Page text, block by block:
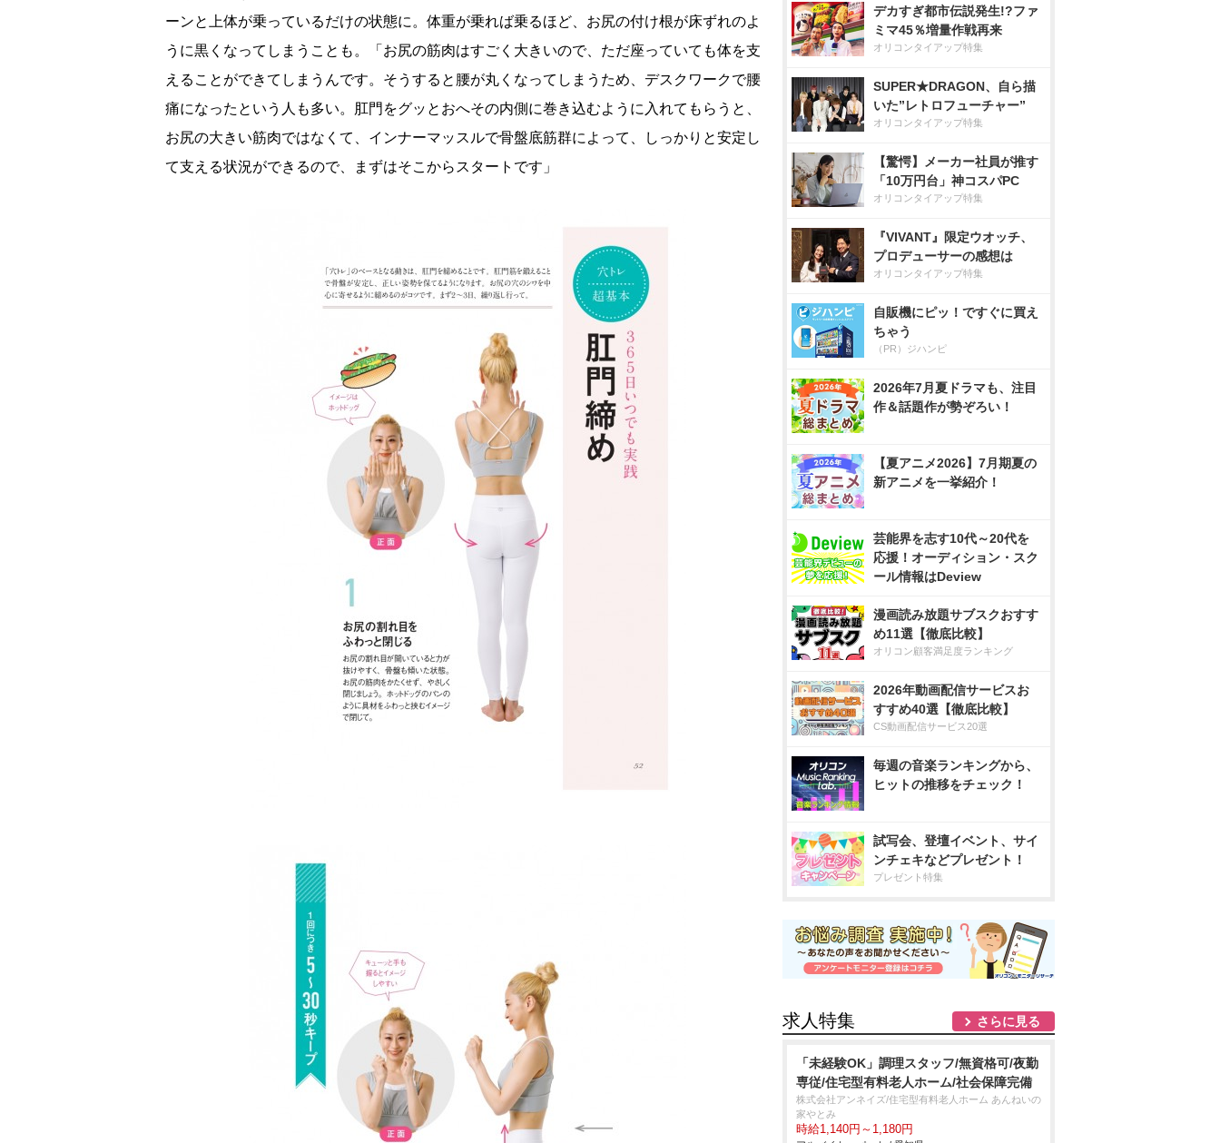
ーンと上体が乗っているだけの状態に。体重が乗れば乗るほど、お尻の付け根が床ずれのよ
うに黒くなってしまうことも。「お尻の筋肉はすごく大きいので、ただ座っていても体を支
えることができてしまうんです。そうすると腰が丸くなってしまうため、デスクワークで腰
痛になったという人も多い。肛門をグッとおへその内側に巻き込むように入れてもらうと、
お尻の大きい筋肉ではなくて、インナーマッスルで骨盤底筋群によって、しっかりと安定し
て支える状況ができるので、まずはそこからスタートです」
デカすぎ都市伝説発生!?ファ
ミマ45％増量作戦再来
オリコンタイアップ特集
SUPER★DRAGON、自ら描
いた”レトロフューチャー”
オリコンタイアップ特集
【驚愕】メーカー社員が推す
「10万円台」神コスパPC
オリコンタイアップ特集
『VIVANT』限定ウオッチ、
プロデューサーの感想は
オリコンタイアップ特集
自販機にピッ！ですぐに買え
ちゃう
（PR）ジハンピ
2026年7月夏ドラマも、注目
作＆話題作が勢ぞろい！
【夏アニメ2026】7月期夏の
新アニメを一挙紹介！
芸能界を志す10代～20代を
応援！オーディション・スク
ール情報はDeview
漫画読み放題サブスクおすす
め11選【徹底比較】
オリコン顧客満足度ランキング
2026年動画配信サービスお
すすめ40選【徹底比較】
CS動画配信サービス20選
毎週の音楽ランキングから、
ヒットの推移をチェック！
試写会、登壇イベント、サイ
ンチェキなどプレゼント！
プレゼント特集
求人特集 さらに見る
「未経験OK」調理スタッフ/無資格可/夜勤
専従/住宅型有料老人ホーム/社会保障完備
株式会社アンネイズ/住宅型有料老人ホーム あんねいの
家やとみ
時給1,140円～1,180円